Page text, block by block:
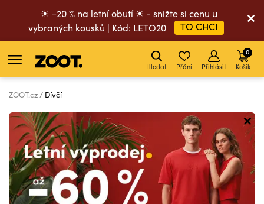
☀ –20 % na letní obutí ☀ - snižte si cenu u
vybraných kousků | Kód: LETO20
TO CHCI
Hledat Přání Přihlásit Košík
0
ZOOT.cz Dívčí